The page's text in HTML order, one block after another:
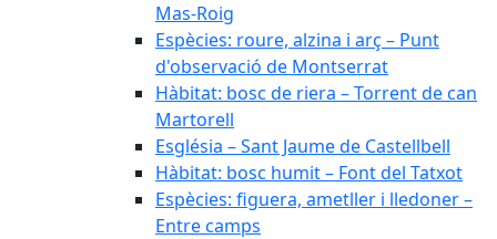
Mas-Roig
Espècies: roure, alzina i arç – Punt
d'observació de Montserrat
Hàbitat: bosc de riera – Torrent de can
Martorell
Església – Sant Jaume de Castellbell
Hàbitat: bosc humit – Font del Tatxot
Espècies: figuera, ametller i lledoner –
Entre camps